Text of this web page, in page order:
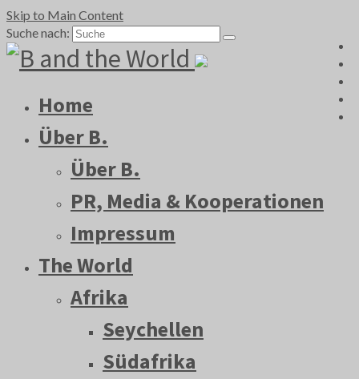
Skip to Main Content
Suche nach:
Home
Über B.
Über B.
PR, Media & Kooperationen
Impressum
The World
Afrika
Seychellen
Südafrika